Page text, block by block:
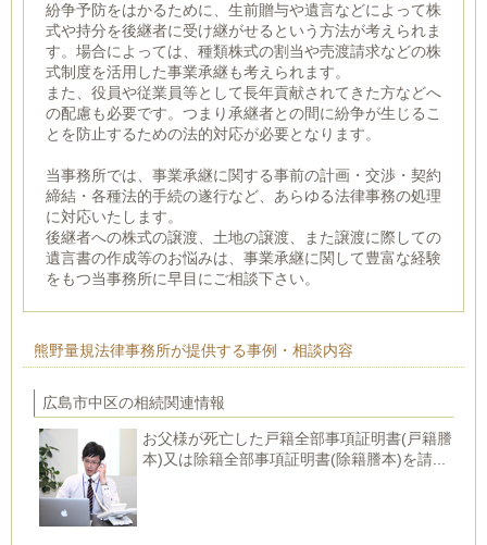
紛争予防をはかるために、生前贈与や遺言などによって株
式や持分を後継者に受け継がせるという方法が考えられま
す。場合によっては、種類株式の割当や売渡請求などの株
式制度を活用した事業承継も考えられます。
また、役員や従業員等として長年貢献されてきた方などへ
の配慮も必要です。つまり承継者との間に紛争が生じるこ
とを防止するための法的対応が必要となります。
当事務所では、事業承継に関する事前の計画・交渉・契約
締結・各種法的手続の遂行など、あらゆる法律事務の処理
に対応いたします。
後継者への株式の譲渡、土地の譲渡、また譲渡に際しての
遺言書の作成等のお悩みは、事業承継に関して豊富な経験
をもつ当事務所に早目にご相談下さい。
熊野量規法律事務所が提供する事例・相談内容
広島市中区の相続関連情報
お父様が死亡した戸籍全部事項証明書(戸籍謄
本)又は除籍全部事項証明書(除籍謄本)を請...